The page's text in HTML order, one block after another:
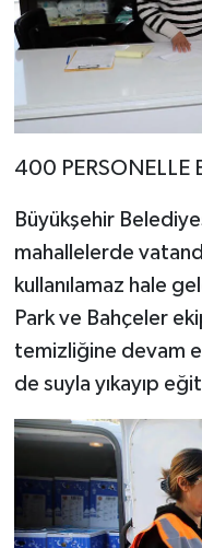
400 PERSONELLE
Büyükşehir
mahallelerde
kullanılamaz hale
Park ve Bahçeler
temizliğine devam
de suyla yıkayıp